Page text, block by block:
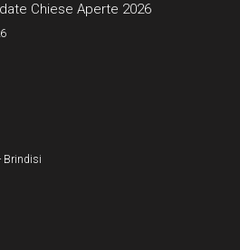
Chiese Aperte 2026
Brindisi